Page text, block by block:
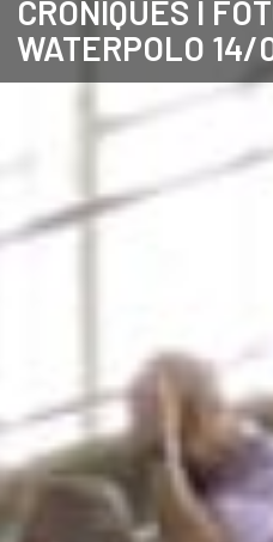
CRÒNIQUES I
WATERPOLO